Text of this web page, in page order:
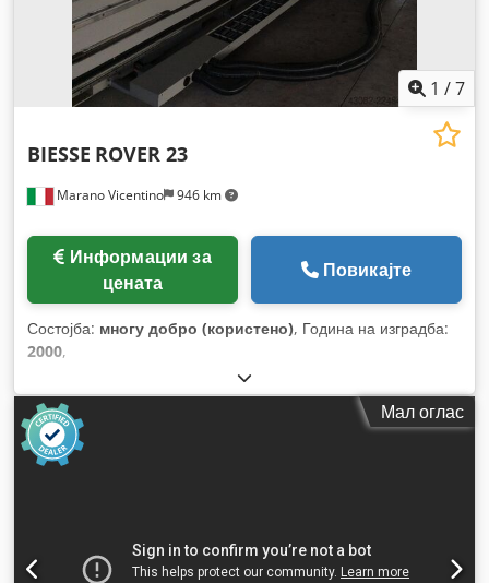
1 /7
Marano Vicentino 946 km
BIESSE ROVER 23
цената
Повикајте
Состојба: многу добро (користено), Година на изградба:
2000,
Мал оглас